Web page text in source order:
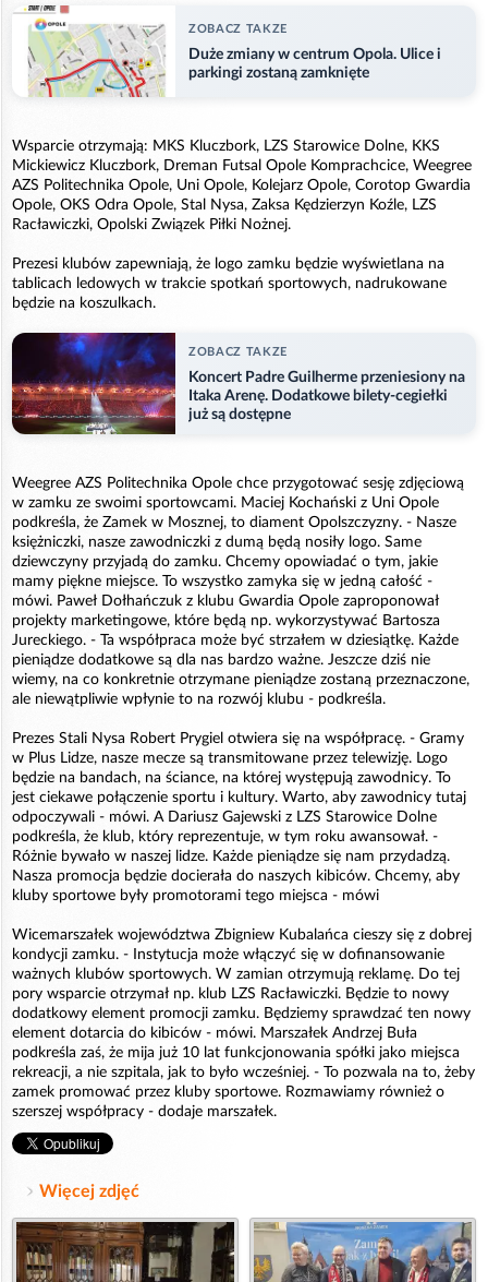
ZOBACZ TAKZE
Duże zmiany w centrum Opola. Ulice i
parkingi zostaną zamknięte
Wsparcie otrzymają: MKS Kluczbork, LZS Starowice Dolne, KKS
Mickiewicz Kluczbork, Dreman Futsal Opole Komprachcice, Weegree
AZS Politechnika Opole, Uni Opole, Kolejarz Opole, Corotop Gwardia
Opole, OKS Odra Opole, Stal Nysa, Zaksa Kędzierzyn Koźle, LZS
Racławiczki, Opolski Związek Piłki Nożnej.
Prezesi klubów zapewniają, że logo zamku będzie wyświetlana na
tablicach ledowych w trakcie spotkań sportowych, nadrukowane
będzie na koszulkach.
ZOBACZ TAKZE
Koncert Padre Guilherme przeniesiony na
Itaka Arenę. Dodatkowe bilety-cegiełki
już są dostępne
Weegree AZS Politechnika Opole chce przygotować sesję zdjęciową
w zamku ze swoimi sportowcami. Maciej Kochański z Uni Opole
podkreśla, że Zamek w Mosznej, to diament Opolszczyzny. - Nasze
księżniczki, nasze zawodniczki z dumą będą nosiły logo. Same
dziewczyny przyjadą do zamku. Chcemy opowiadać o tym, jakie
mamy piękne miejsce. To wszystko zamyka się w jedną całość -
mówi. Paweł Dołhańczuk z klubu Gwardia Opole zaproponował
projekty marketingowe, które będą np. wykorzystywać Bartosza
Jureckiego. - Ta współpraca może być strzałem w dziesiątkę. Każde
pieniądze dodatkowe są dla nas bardzo ważne. Jeszcze dziś nie
wiemy, na co konkretnie otrzymane pieniądze zostaną przeznaczone,
ale niewątpliwie wpłynie to na rozwój klubu - podkreśla.
Prezes Stali Nysa Robert Prygiel otwiera się na współpracę. - Gramy
w Plus Lidze, nasze mecze są transmitowane przez telewizję. Logo
będzie na bandach, na ściance, na której występują zawodnicy. To
jest ciekawe połączenie sportu i kultury. Warto, aby zawodnicy tutaj
odpoczywali - mówi. A Dariusz Gajewski z LZS Starowice Dolne
podkreśla, że klub, który reprezentuje, w tym roku awansował. -
Różnie bywało w naszej lidze. Każde pieniądze się nam przydadzą.
Nasza promocja będzie docierała do naszych kibiców. Chcemy, aby
kluby sportowe były promotorami tego miejsca - mówi
Wicemarszałek województwa Zbigniew Kubalańca cieszy się z dobrej
kondycji zamku. - Instytucja może włączyć się w dofinansowanie
ważnych klubów sportowych. W zamian otrzymują reklamę. Do tej
pory wsparcie otrzymał np. klub LZS Racławiczki. Będzie to nowy
dodatkowy element promocji zamku. Będziemy sprawdzać ten nowy
element dotarcia do kibiców - mówi. Marszałek Andrzej Buła
podkreśla zaś, że mija już 10 lat funkcjonowania spółki jako miejsca
rekreacji, a nie szpitala, jak to było wcześniej. - To pozwala na to, żeby
zamek promować przez kluby sportowe. Rozmawiamy również o
szerszej współpracy - dodaje marszałek.
Więcej zdjęć